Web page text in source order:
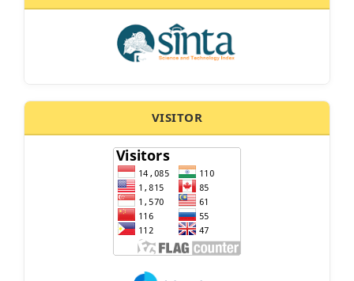
VISITOR